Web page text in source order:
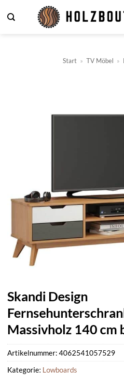
Inhalt
Start » TV Möbel »
Skandi Design
Massivholz 140 cm
Artikelnummer: 4062541057529
Kategorie: Lowboards